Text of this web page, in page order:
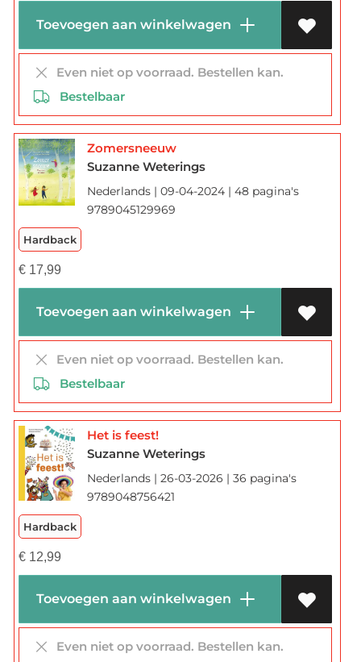
Toevoegen aan winkelwagen
Even niet op voorraad. Bestellen kan.
Bestelbaar
Zomersneeuw
Suzanne Weterings
Nederlands | 09-04-2024 | 48 pagina's
9789045129969
Hardback
€17,99
Toevoegen aan winkelwagen
Even niet op voorraad. Bestellen kan.
Bestelbaar
Het is feest!
Suzanne Weterings
Nederlands | 26-03-2026 | 36 pagina's
9789048756421
Hardback
€12,99
Toevoegen aan winkelwagen
Even niet op voorraad. Bestellen kan.